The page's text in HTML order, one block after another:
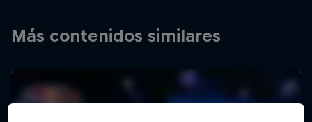
Más contenidos similares